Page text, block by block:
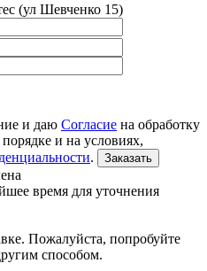
(ул Шевченко 15)
и даю Согласие на обработку
и на условиях,
.
время для уточнения
Пожалуйста, попробуйте
способом.